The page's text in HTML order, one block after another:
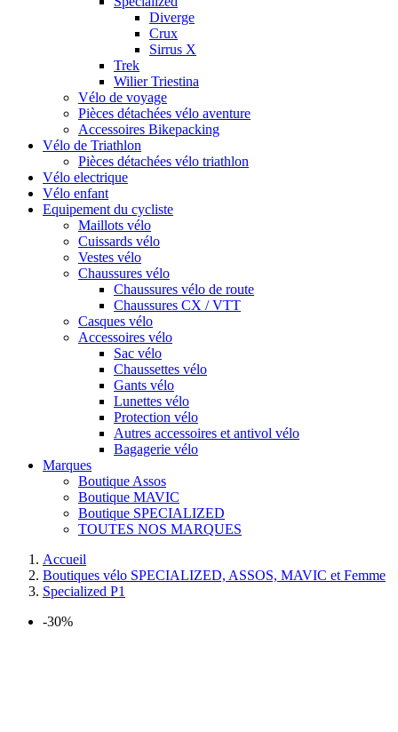
Diverge
Crux
Sirrus X
Trek
Wilier Triestina
Vélo de voyage
Pièces détachées vélo aventure
Accessoires Bikepacking
Vélo de Triathlon
Pièces détachées vélo triathlon
Vélo electrique
Vélo enfant
Equipement du cycliste
Maillots vélo
Cuissards vélo
Vestes vélo
Chaussures vélo
Chaussures vélo de route
Chaussures CX / VTT
Casques vélo
Accessoires vélo
Sac vélo
Chaussettes vélo
Gants vélo
Lunettes vélo
Protection vélo
Autres accessoires et antivol vélo
Bagagerie vélo
Marques
Boutique Assos
Boutique MAVIC
Boutique SPECIALIZED
TOUTES NOS MARQUES
Accueil
Boutiques vélo SPECIALIZED, ASSOS, MAVIC et Femme
Specialized P1
-30%